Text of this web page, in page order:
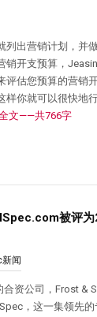
列出营销计划，并
销开支预算，
评估您预算的营销
样你就可以很快地
文——共766字
被评
新闻
资公司，Frost &
，这一集领先